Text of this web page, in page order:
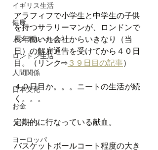
イギリス生活
健康
メンタルヘルス
ロンドン生活
人間関係
日本文化
お金
スポーツ
ヨーロッパ
アラフィフで小学生と中学生の子供
を持つサラリーマンが、ロンドンで
長年働いた会社からいきなり（当
日）の解雇通告を受けてから４０日
目。（リンク⇨３９日目の記事）
４０日目か。。。ニートの生活が続
く。。。
定期的に行なっている献血。
バスケットボールコート程度の大き